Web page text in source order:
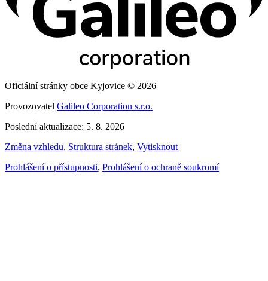
Oficiální stránky obce Kyjovice © 2026
Provozovatel Galileo Corporation s.r.o.
Poslední aktualizace: 5. 8. 2026
Změna vzhledu, Struktura stránek, Vytisknout
Prohlášení o přístupnosti, Prohlášení o ochraně soukromí